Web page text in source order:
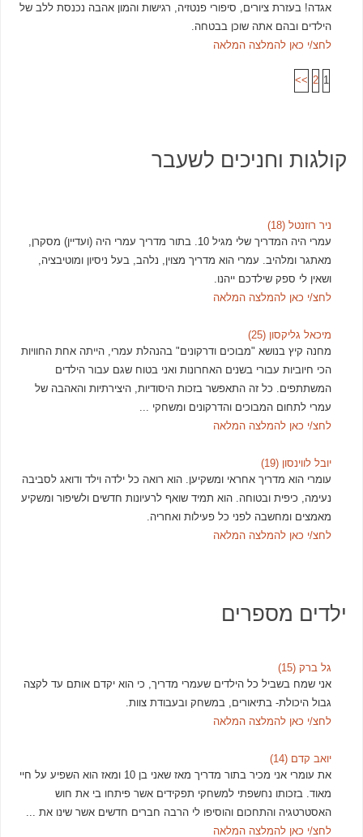
אגדה! בעזרת ציורים, סיפורי פנטזיה, רגישות והמון אהבה נכנסת ללב של
הילדים ובהם אתה שוכן בבטחה.
לחצ/י כאן להמלצה המלאה
1
2
>>
ילדים מספרים
גל ברק (15)
אני שמח בשביל כל הילדים שעמרי מדריך, כי הוא יקדם אותם עד לקצה
גבול היכולת- בתיאורים, במשחק ובעבודת צוות.
לחצ/י כאן להמלצה המלאה
יואב קדם (14)
את עומרי אני מכיר בתור מדריך מאז שאני בן 10 ומאז הוא השפיע על חיי
מאוד. בזכותו נחשפתי למשחקי תפקידים אשר פיתחו בי את חוש
האסטרטגיה והתחכום והוסיפו לי הרבה חברים חדשים אשר שינו את ...
לחצ/י כאן להמלצה המלאה
קולגות וחניכים לשעבר
ניר רוזנטל (18)
עמרי היה המדריך שלי מגיל 10. בתור מדריך עמרי היה (ועדיין) מסקרן,
מאתגר ומלהיב. עמרי הוא מדריך מצוין, נלהב, בעל ניסיון ומוטיבציה,
ושאין לי ספק שילדכם ייהנו.
לחצ/י כאן להמלצה המלאה
מיכאל גליקסון (25)
מחנה קיץ בנושא "מבוכים ודרקונים" בהנהלת עמרי, הייתה אחת החוויות
הכי חיוביות עבורי בשנים האחרונות ואני בטוח שגם עבור הילדים
המשתתפים. כל זה התאפשר בזכות היסודיות, היצירתיות והאהבה של
עמרי לתחום המבוכים והדרקונים ומשחקי ...
לחצ/י כאן להמלצה המלאה
יובל לווינסון (19)
עומרי הוא מדריך אחראי ומשקיען. הוא רואה כל ילדה וילד ודואג לסביבה
נעימה, כיפית ובטוחה. הוא תמיד שואף לרעיונות חדשים ולשיפור ומשקיע
מאמצים ומחשבה לפני כל פעילות ואחריה.
לחצ/י כאן להמלצה המלאה